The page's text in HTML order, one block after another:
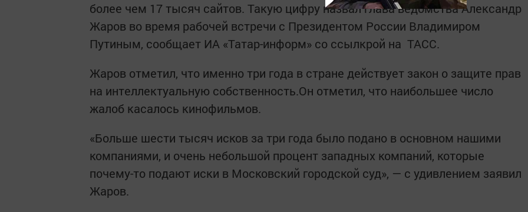
более чем 17 тысяч сайтов. Такую цифру назвал глава ведомства Александр
Жаров во время рабочей встречи с Президентом России Владимиром
Путиным, сообщает ИА «Татар-информ» со ссылкрой на ТАСС.
Жаров отметил, что именно три года в стране действует закон о защите прав
на интеллектуальную собственность.Он отметил, что наибольшее число
жалоб касалось кинофильмов.
«Больше шести тысяч исков за три года было подано в основном нашими
компаниями, и очень небольшой процент западных компаний, которые
почему-то подают иски в Московский городской суд», — с удивлением заявил
Жаров.